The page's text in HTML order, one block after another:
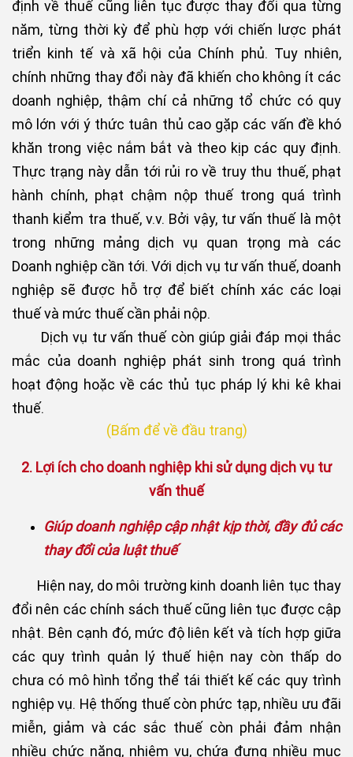
định về thuế cũng liên tục được thay đổi qua từng
năm, từng thời kỳ để phù hợp với chiến lược phát
triển kinh tế và xã hội của Chính phủ. Tuy nhiên,
chính những thay đổi này đã khiến cho không ít các
doanh nghiệp, thậm chí cả những tổ chức có quy
mô lớn với ý thức tuân thủ cao gặp các vấn đề khó
khăn trong việc nắm bắt và theo kịp các quy định.
Thực trạng này dẫn tới rủi ro về truy thu thuế, phạt
hành chính, phạt chậm nộp thuế trong quá trình
thanh kiểm tra thuế, v.v. Bởi vậy, tư vấn thuế là một
trong những mảng dịch vụ quan trọng mà các
Doanh nghiệp cần tới. Với dịch vụ tư vấn thuế, doanh
nghiệp sẽ được hỗ trợ để biết chính xác các loại
thuế và mức thuế cần phải nộp.
Dịch vụ tư vấn thuế còn giúp giải đáp mọi thắc
mắc của doanh nghiệp phát sinh trong quá trình
hoạt động hoặc về các thủ tục pháp lý khi kê khai
thuế.
(Bấm để về đầu trang)
2. Lợi ích cho doanh nghiệp khi sử dụng dịch vụ tư
vấn thuế
Giúp doanh nghiệp cập nhật kịp thời, đầy đủ các
thay đổi của luật thuế
Hiện nay, do môi trường kinh doanh liên tục thay
đổi nên các chính sách thuế cũng liên tục được cập
nhật. Bên cạnh đó, mức độ liên kết và tích hợp giữa
các quy trình quản lý thuế hiện nay còn thấp do
chưa có mô hình tổng thể tái thiết kế các quy trình
nghiệp vụ. Hệ thống thuế còn phức tạp, nhiều ưu đãi
miễn, giảm và các sắc thuế còn phải đảm nhận
nhiều chức năng, nhiệm vụ, chứa đựng nhiều mục